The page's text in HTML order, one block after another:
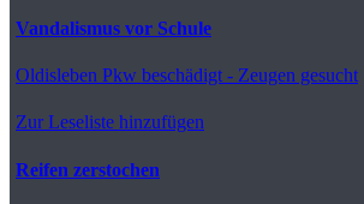
Vandalismus vor Schule
Oldisleben Pkw beschädigt - Zeugen gesucht
Zur Leseliste hinzufügen
Reifen zerstochen